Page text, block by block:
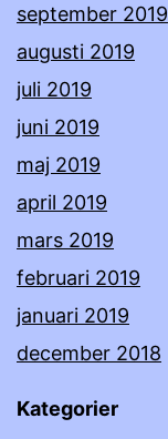
september 2019
augusti 2019
juli 2019
juni 2019
maj 2019
april 2019
mars 2019
februari 2019
januari 2019
december 2018
Kategorier